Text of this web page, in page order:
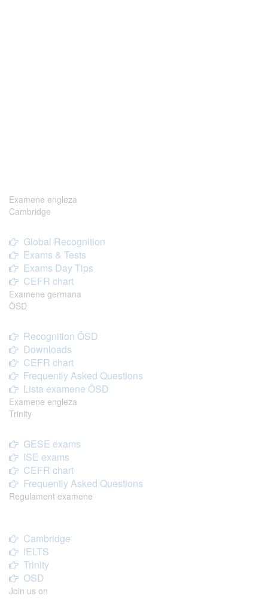
Examene engleza
Cambridge
Global Recognition
Exams & Tests
Exams Day Tips
CEFR chart
Examene germana
ÖSD
Recognition ÖSD
Downloads
CEFR chart
Frequently Asked Questions
Lista examene ÖSD
Examene engleza
Trinity
GESE exams
ISE exams
CEFR chart
Frequently Asked Questions
Regulament examene
Cambridge
IELTS
Trinity
OSD
Join us on